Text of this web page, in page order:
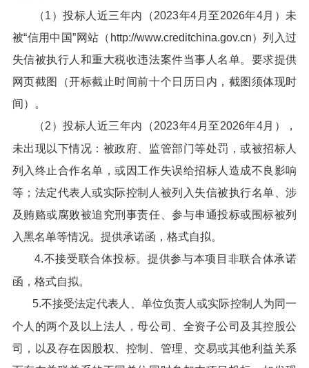
（1）投标人近三年内（2023年4月至2026年4月）未
被“信用中国”网站（http://www.creditchina.gov.cn）列入过
失信被执行人和重大税收违法案件当事人名单。要求提供
网页截图（开标截止时间前十个日历日内，截图须体现时
间）。
（2）投标人近三年内（2023年4月至2026年4月），
未出现以下情况：被政府、监管部门等处罚，或被招标人
列入终止合作名单，或因工作失误给招标人造成不良影响
等；法定代表人或实际控制人被列入失信被执行名单、涉
及贿赂或腐败被追究刑事责任、参与串通投标或围标被列
入黑名单等情况。提供承诺函，格式自拟。
4.不接受联合体投标。提供参与本项目非联合体承诺
函，格式自拟。
5.不接受法定代表人、单位负责人或实际控制人为同一
个人的两个及以上法人，母公司、全资子公司及其控股公
司，以及存在因股权、控制、管理、交易或其他利益关系